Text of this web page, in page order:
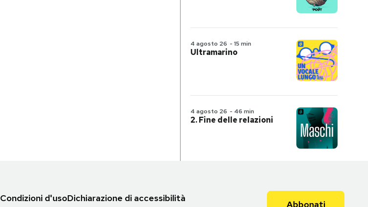
4 agosto 26 - 15 min
Ultramarino
4 agosto 26 - 46 min
2. Fine delle relazioni
Condizioni d'usoDichiarazione di accessibilità
Abbonati